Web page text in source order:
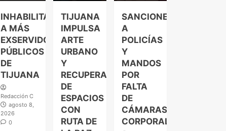
INHABILITAN
A MÁS
EXSERVIDORES
PÚBLICOS
DE
TIJUANA
Redacción C
agosto 8,
2026
0
TIJUANA
IMPULSA
ARTE
URBANO
Y
RECUPERACIÓN
DE
ESPACIOS
CON
RUTA DE
SANCIONES
A
POLICÍAS
Y
MANDOS
POR
FALTA
DE
CÁMARAS
CORPORALES